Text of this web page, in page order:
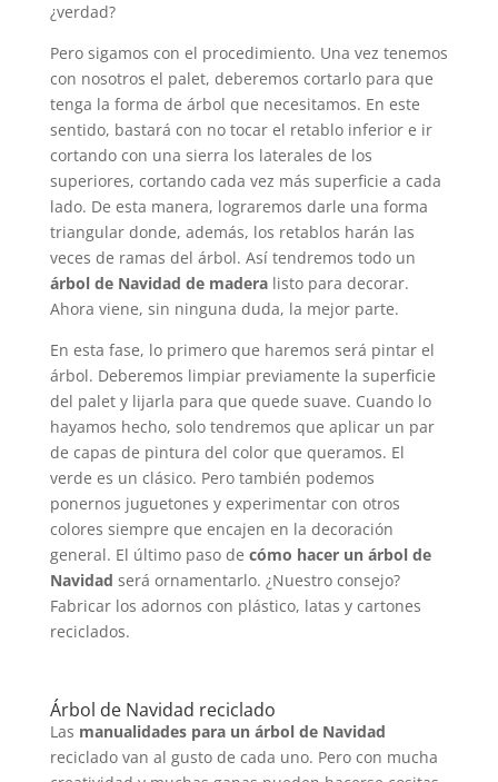
¿verdad?
Pero sigamos con el procedimiento. Una vez tenemos
con nosotros el palet, deberemos cortarlo para que
tenga la forma de árbol que necesitamos. En este
sentido, bastará con no tocar el retablo inferior e ir
cortando con una sierra los laterales de los
superiores, cortando cada vez más superficie a cada
lado. De esta manera, lograremos darle una forma
triangular donde, además, los retablos harán las
veces de ramas del árbol. Así tendremos todo un
árbol de Navidad de maderalisto para decorar.
Ahora viene, sin ninguna duda, la mejor parte.
En esta fase, lo primero que haremos será pintar el
árbol. Deberemos limpiar previamente la superficie
del palet y lijarla para que quede suave. Cuando lo
hayamos hecho, solo tendremos que aplicar un par
de capas de pintura del color que queramos. El
verde es un clásico. Pero también podemos
ponernos juguetones y experimentar con otros
colores siempre que encajen en la decoración
general. El último paso de cómo hacer un árbol de
Navidad será ornamentarlo. ¿Nuestro consejo?
Fabricar los adornos con plástico, latas y cartones
reciclados.
Árbol de Navidad reciclado
Las manualidades para un árbol de Navidad
reciclado van al gusto de cada uno. Pero con mucha